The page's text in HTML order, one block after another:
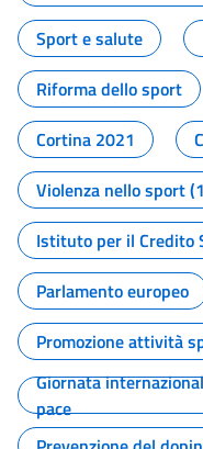
Sport e salute
Riforma dello sport
Cortina 2021
Violenza nello sport
Istituto per il Credito
Parlamento europeo
Promozione attività
Giornata
pace